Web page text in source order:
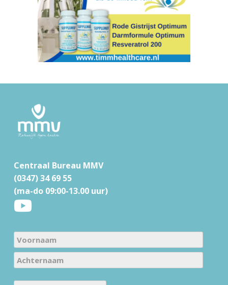
Centraal Bureau MMV
(0347) 34 69 55
(ma-do 09:00-13.00 uur)
N
a
m
V
o
o